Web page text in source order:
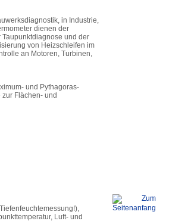
in Industrie,
dienen der
und der
von Heizschleifen im
an Motoren, Turbinen,
und Pythagoras-
Flächen- und
Luft- und